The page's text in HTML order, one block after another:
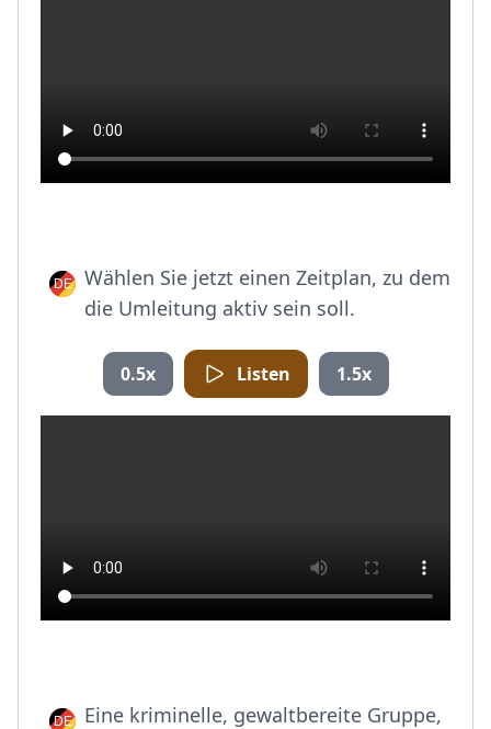
Wählen Sie jetzt einen Zeitplan, zu dem
die Umleitung aktiv sein soll.
0.5x Listen 1.5x
Eine kriminelle, gewaltbereite Gruppe,